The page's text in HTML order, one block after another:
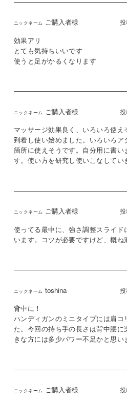
ご購入者様 投
効果アリ
とても気持ちいいです
使うと足がかるくなります
ご購入者様 投
マッサージ効果良く、いろいろ使え
到着し使い始めました。いろいろ
箇所に使えそうです。自分用に書い
す。使い方を研究し使いこなしてい
ご購入者様 投
使ってる最中に、強さ調整スライド
toshina 投
背中に！
ハンディガンのミニタイプには肩コ
た。今回の持ち手の長さは背中腰
きな方には多少パワー不足かと思い
ご購入者様 投